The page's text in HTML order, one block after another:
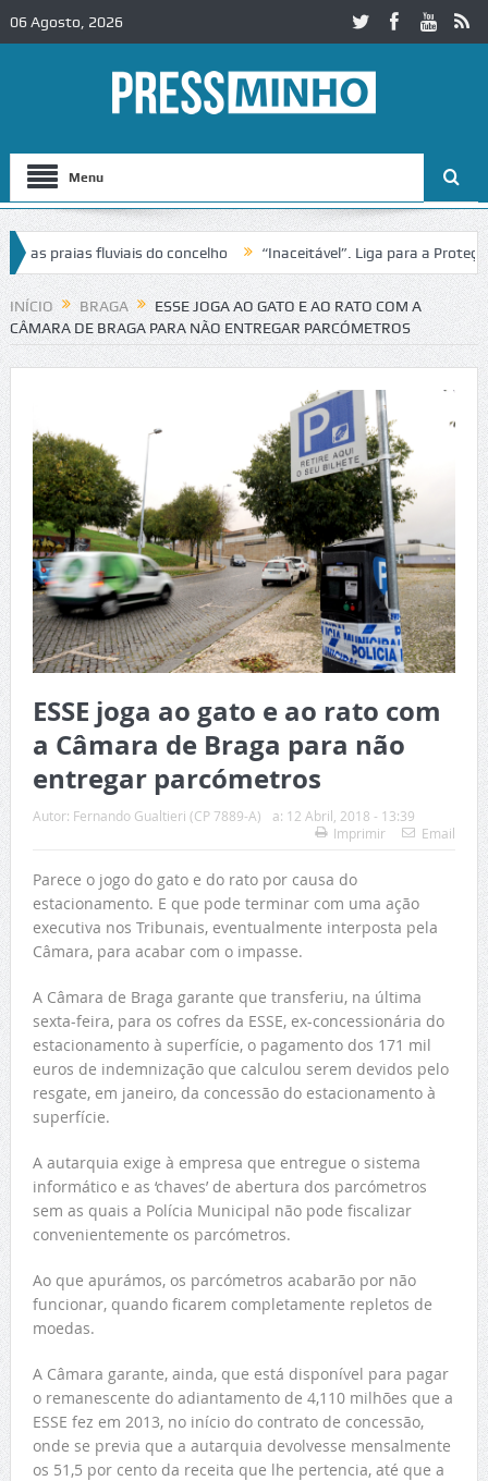
06 Agosto, 2026
Menu
fluviais do concelho “Inaceitável”. Liga para a Proteção da
trânsito no IC2 em Alcobaça Igreja do Castelo de Cerveira
INÍCIO BRAGA
ESSE JOGA AO GATO E AO RATO COM A
CÂMARA DE BRAGA PARA NÃO ENTREGAR PARCÓMETROS
ESSE joga ao gato e ao rato com
a Câmara de Braga para não
entregar parcómetros
Autor: Fernando Gualtieri (CP 7889-A) a: 12 Abril, 2018 - 13:39
Imprimir
Email
Parece o jogo do gato e do rato por causa do
estacionamento. E que pode terminar com uma ação
executiva nos Tribunais, eventualmente interposta pela
Câmara, para acabar com o impasse.
A Câmara de Braga garante que transferiu, na última
sexta-feira, para os cofres da ESSE, ex-concessionária do
estacionamento à superfície, o pagamento dos 171 mil
euros de indemnização que calculou serem devidos pelo
resgate, em janeiro, da concessão do estacionamento à
superfície.
A autarquia exige à empresa que entregue o sistema
informático e as ‘chaves’ de abertura dos parcómetros
sem as quais a Polícia Municipal não pode fiscalizar
convenientemente os parcómetros.
Ao que apurámos, os parcómetros acabarão por não
funcionar, quando ficarem completamente repletos de
moedas.
A Câmara garante, ainda, que está disponível para pagar
o remanescente do adiantamento de 4,110 milhões que a
ESSE fez em 2013, no início do contrato de concessão,
onde se previa que a autarquia devolvesse mensalmente
os 51,5 por cento da receita que lhe pertencia, até que a